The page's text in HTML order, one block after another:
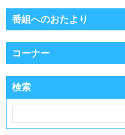
番組へのおたより
コーナー
検索